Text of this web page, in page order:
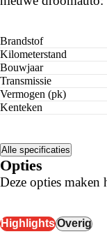
Brandstof
Kilometerstand
Bouwjaar
Transmissie
Vermogen (pk)
Kenteken
Alle specificaties
Opties
Deze opties maken
HighlightsOverig